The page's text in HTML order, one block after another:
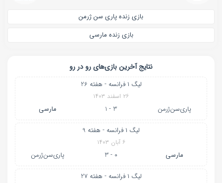
بازی زنده پاری‌ سن‌ ژرمن
بازی زنده مارسی
نتایج آخرین بازی‌های رو در رو
لیگ ۱ فرانسه - هفته 26
۲۶ اسفند ۱۴۰۳
پاری‌سن‌ژرمن 3 - 1 مارسی
لیگ ۱ فرانسه - هفته 9
۶ آبان ۱۴۰۳
مارسی 0 - 3 پاری‌سن‌ژرمن
لیگ ۱ فرانسه - هفته 27